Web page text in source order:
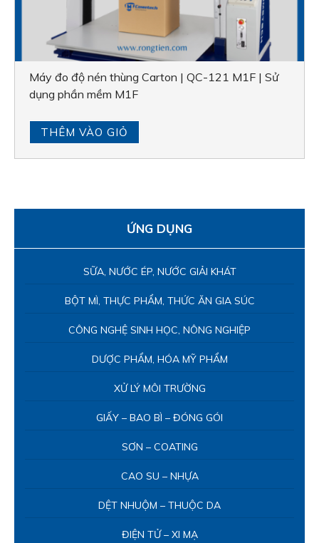
Máy đo độ nén thùng Carton | QC-121 M1F | Sử
dụng phần mềm M1F
THÊM VÀO GIỎ
ỨNG DỤNG
SỮA, NƯỚC ÉP, NƯỚC GIẢI KHÁT
BỘT MÌ, THỰC PHẨM, THỨC ĂN GIA SÚC
CÔNG NGHỆ SINH HỌC, NÔNG NGHIỆP
DƯỢC PHẨM, HÓA MỸ PHẨM
XỬ LÝ MÔI TRƯỜNG
GIẤY – BAO BÌ – ĐÓNG GÓI
SƠN – COATING
CAO SU – NHỰA
DỆT NHUỘM – THUỘC DA
ĐIỆN TỬ – XI MẠ